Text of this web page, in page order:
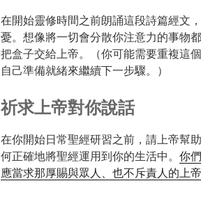
在開始靈修時間之前朗誦這段詩篇經文
憂。想像將一切會分散你注意力的事物
把盒子交給上帝。（你可能需要重複這
自己準備就緒來繼續下一步驟。）
祈求上帝對你說話
在你開始日常聖經研習之前，請上帝幫
何正確地將聖經運用到你的生活中。 你
應當求那厚賜與眾人、也不斥責人的上